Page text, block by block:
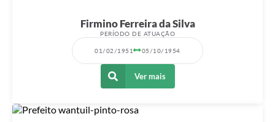
Firmino Ferreira da Silva
PERÍODO DE ATUAÇÃO
01/02/1951 05/10/1954
Ver mais